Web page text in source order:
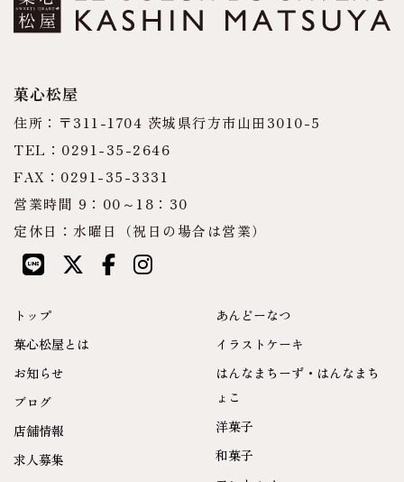
菓心松屋
住所：〒311-1704 茨城県行方市山田3010-5
TEL：0291-35-2646
FAX：0291-35-3331
営業時間 9：00～18：30
定休日：水曜日（祝日の場合は営業）
トップ
菓心松屋とは
お知らせ
ブログ
店舗情報
求人募集
あんどーなつ
イラストケーキ
はんなまちーず・はんなまち
ょこ
洋菓子
和菓子